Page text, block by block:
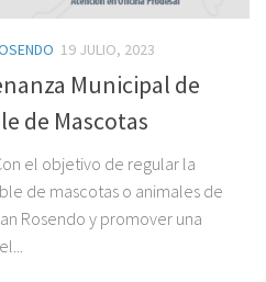
19 JULIO, 2023
Municipal de
de Mascotas
el objetivo de regular la
de mascotas o animales de
Rosendo y promover una